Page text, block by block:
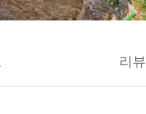
리뷰